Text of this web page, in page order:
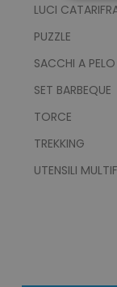
LUCI
PUZZLE
SACCHI A PELO
SET BARBEQUE
TORCE
TREKKING
UTENSILI